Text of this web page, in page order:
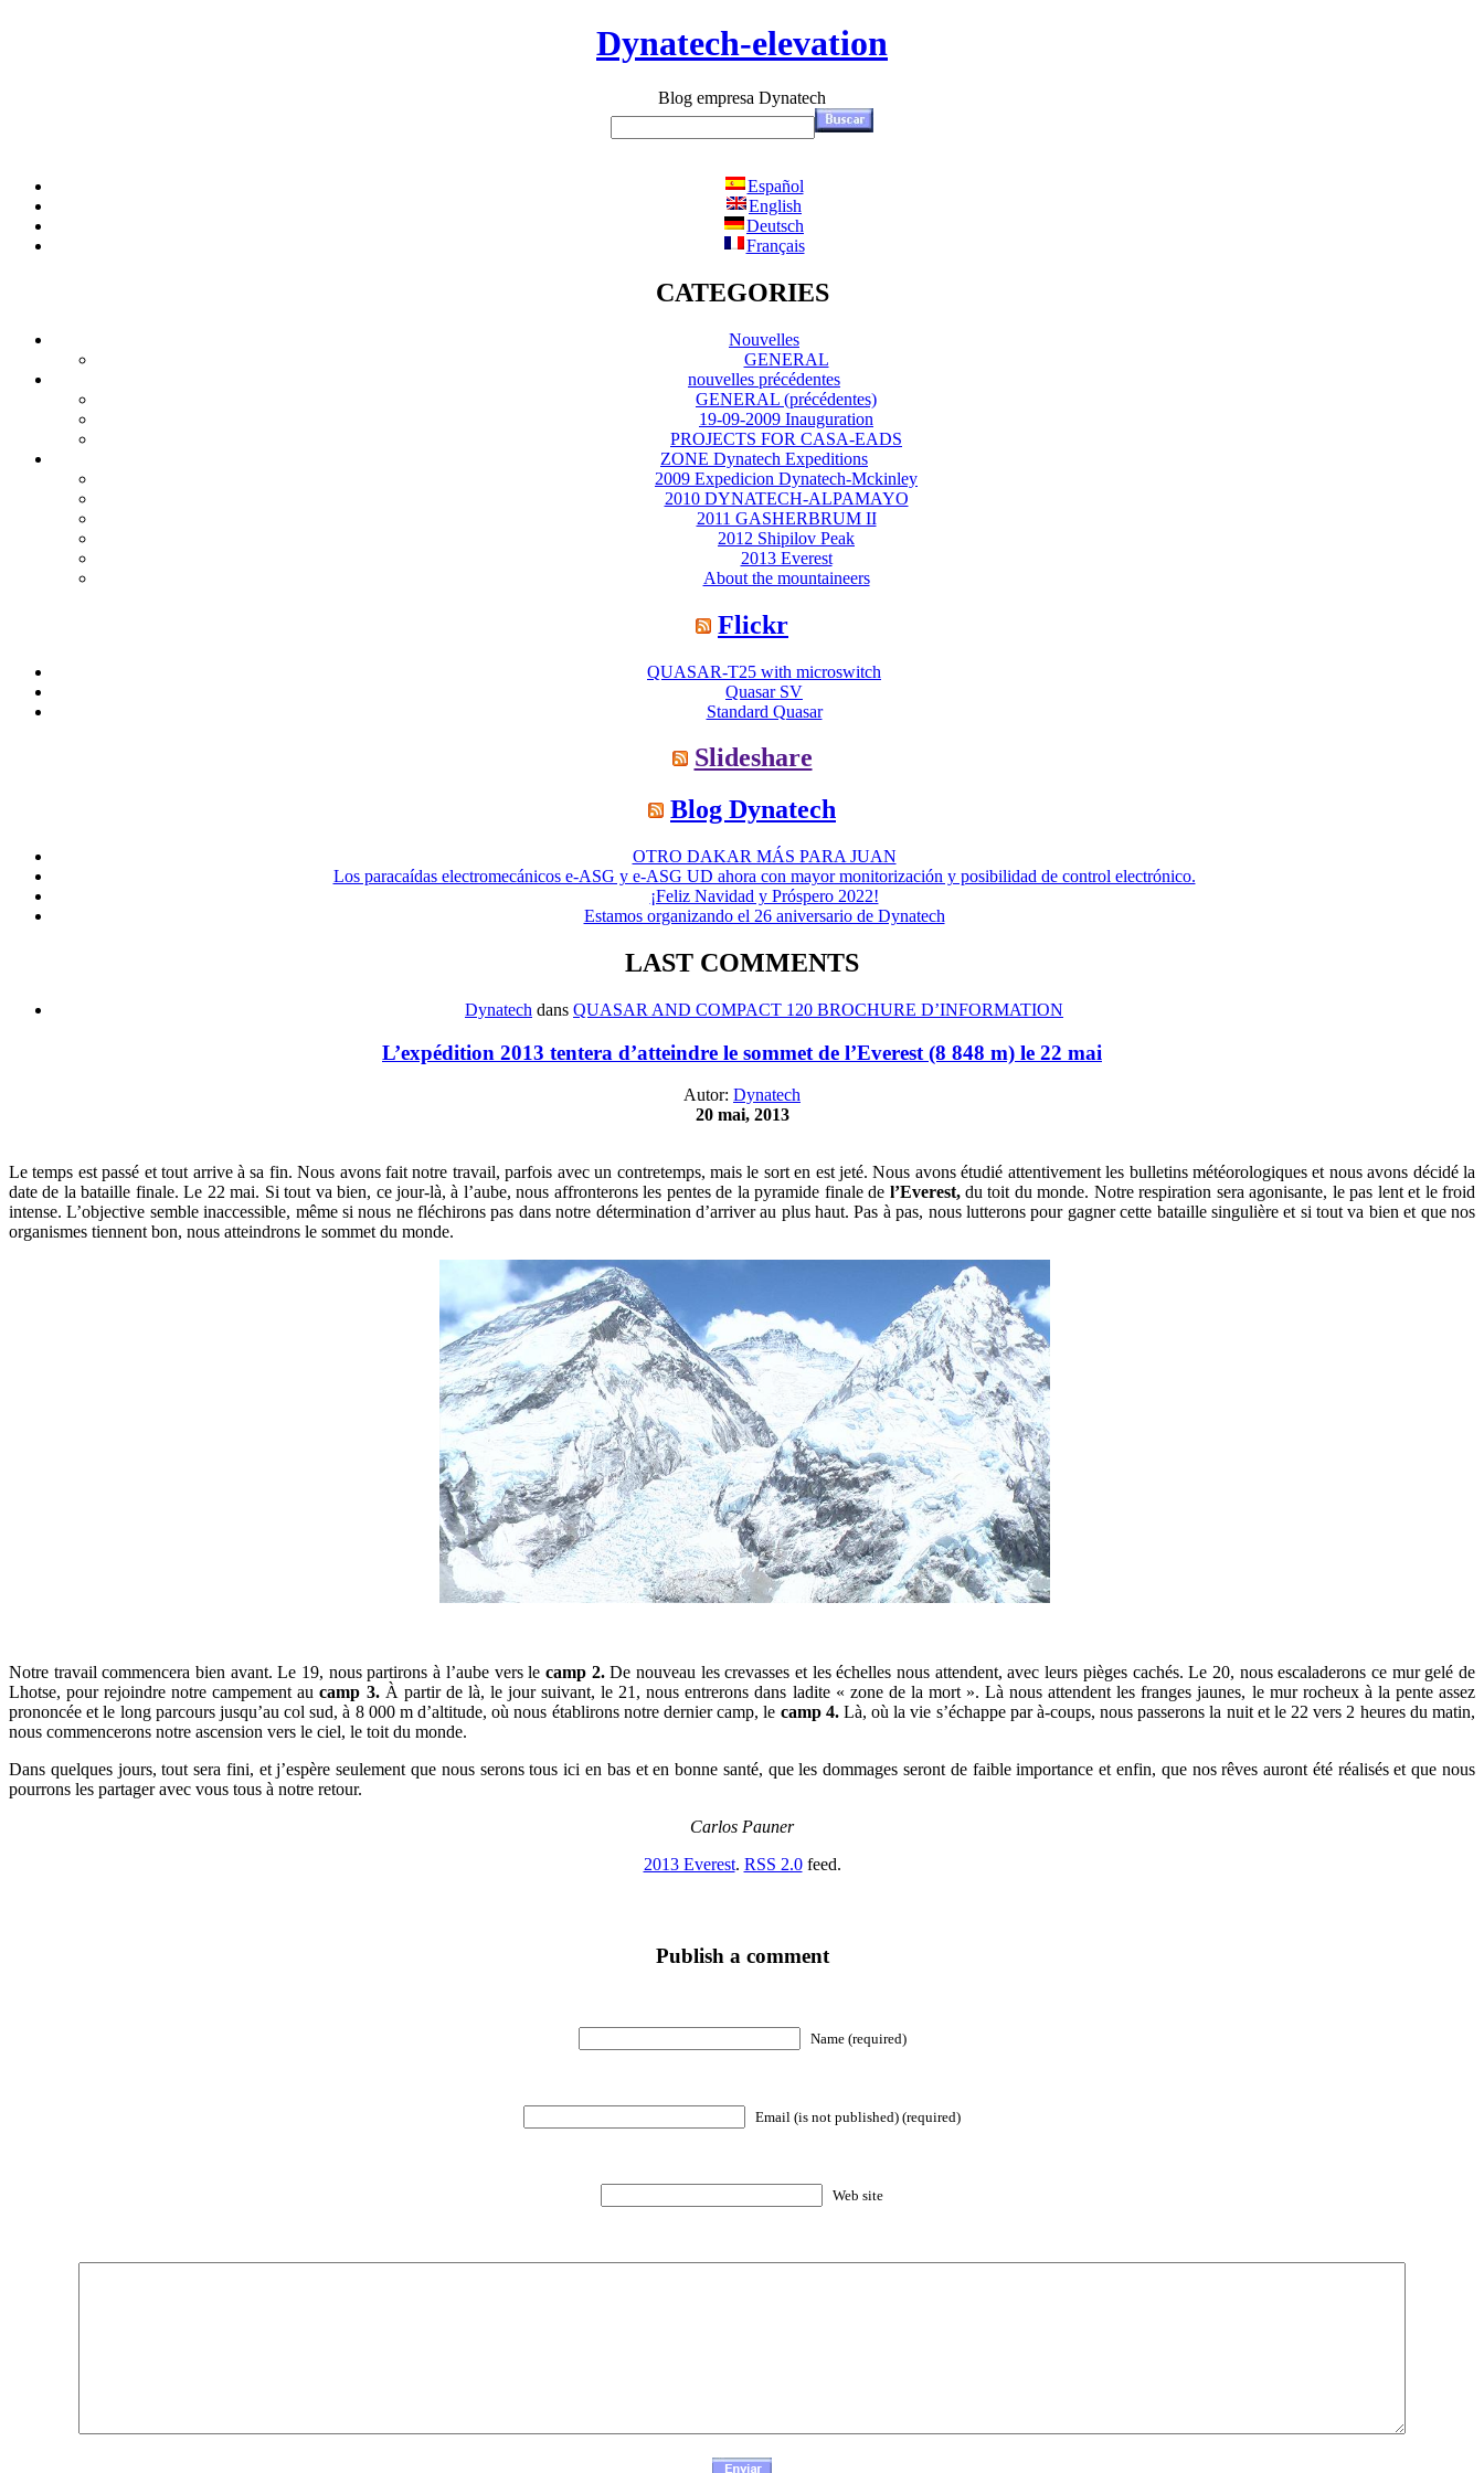
Dynatech-elevation
Blog empresa Dynatech
Español
English
Deutsch
Français
CATEGORIES
Nouvelles
GENERAL
nouvelles précédentes
GENERAL (précédentes)
19-09-2009 Inauguration
PROJECTS FOR CASA-EADS
ZONE Dynatech Expeditions
2009 Expedicion Dynatech-Mckinley
2010 DYNATECH-ALPAMAYO
2011 GASHERBRUM II
2012 Shipilov Peak
2013 Everest
About the mountaineers
Flickr
QUASAR-T25 with microswitch
Quasar SV
Standard Quasar
Slideshare
Blog Dynatech
OTRO DAKAR MÁS PARA JUAN
Los paracaídas electromecánicos e-ASG y e-ASG UD ahora con mayor monitorización y posibilidad de control electrónico.
¡Feliz Navidad y Próspero 2022!
Estamos organizando el 26 aniversario de Dynatech
LAST COMMENTS
Dynatech dans QUASAR AND COMPACT 120 BROCHURE D’INFORMATION
L’expédition 2013 tentera d’atteindre le sommet de l’Everest (8 848 m) le 22 mai
Autor: Dynatech
20 mai, 2013
Le temps est passé et tout arrive à sa fin. Nous avons fait notre travail, parfois avec un contretemps, mais le sort en est jeté. Nous avons étudié attentivement les bulletins météorologiques et nous avons décidé la
date de la bataille finale. Le 22 mai. Si tout va bien, ce jour-là, à l’aube, nous affronterons les pentes de la pyramide finale de l’Everest,du toit du monde. Notre respiration sera agonisante, le pas lent et le froid
intense. L’objective semble inaccessible, même si nous ne fléchirons pas dans notre détermination d’arriver au plus haut. Pas à pas, nous lutterons pour gagner cette bataille singulière et si tout va bien et que nos
organismes tiennent bon, nous atteindrons le sommet du monde.
Notre travail commencera bien avant. Le 19, nous partirons à l’aube vers le camp 2.De nouveau les crevasses et les échelles nous attendent, avec leurs pièges cachés. Le 20, nous escaladerons ce mur gelé de
Lhotse, pour rejoindre notre campement aucamp 3.À partir de là, le jour suivant, le 21, nous entrerons dans ladite « zone de la mort ». Là nous attendent les franges jaunes, le mur rocheux à la pente assez
prononcée et le long parcours jusqu’au col sud, à 8 000 m d’altitude, où nous établirons notre dernier camp, le camp 4.Là, où la vie s’échappe par à-coups, nous passerons la nuit et le 22 vers 2 heures du matin,
nous commencerons notre ascension vers le ciel, le toit du monde.
Dans quelques jours, tout sera fini, et j’espère seulement que nous serons tous ici en bas et en bonne santé, que les dommages seront de faible importance et enfin, que nos rêves auront été réalisés et que nous
pourrons les partager avec vous tous à notre retour.
Carlos Pauner
2013 Everest. RSS 2.0feed.
Publish a comment
Name (required)
Email (is not published) (required)
Web site